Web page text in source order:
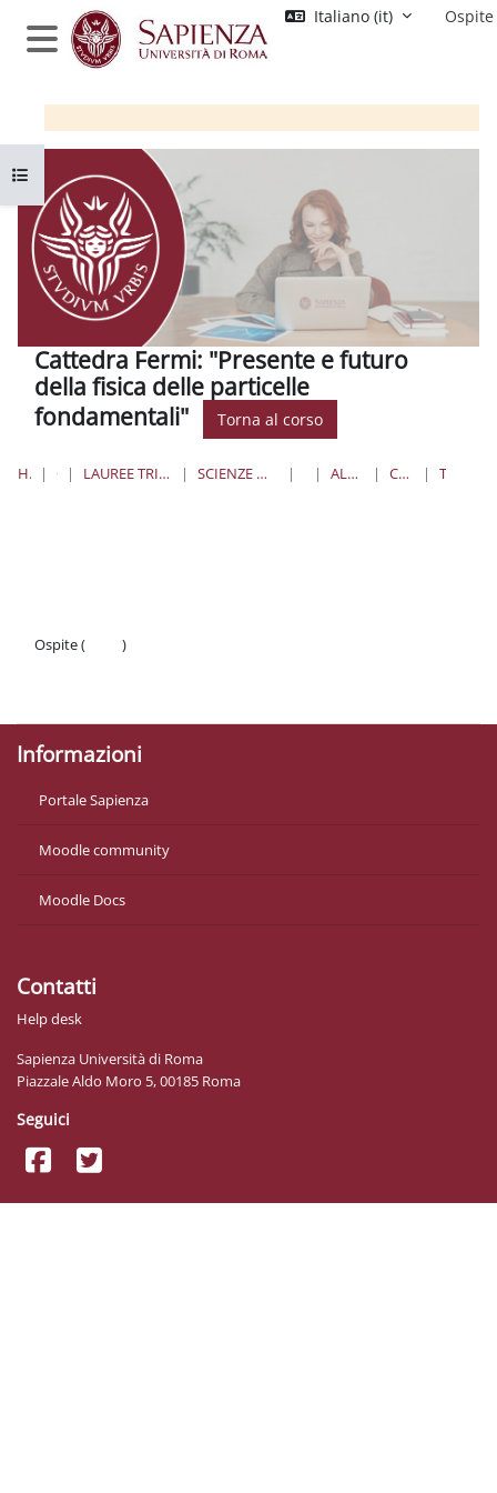
Vai al contenuto principale
Pannello laterale
Italiano ‎(it)‎ Ospite
Cattedra Fermi: "Presente e futuro
della fisica delle particelle
fondamentali"
Torna al corso
HOME CORSI LAUREE TRIENNALI, MAGISTRALI, A CICLO UNICO SCIENZE MATEMATICHE, FISICHE E NATURALI FISICA ALTRI INSEGNAMENTI CATTEDRA FERMI
Apri indice del corso
Ospite (
)
Informazioni
Portale Sapienza
Moodle community
Moodle Docs
Contatti
Help desk
Sapienza Università di Roma
Piazzale Aldo Moro 5, 00185 Roma
Seguici